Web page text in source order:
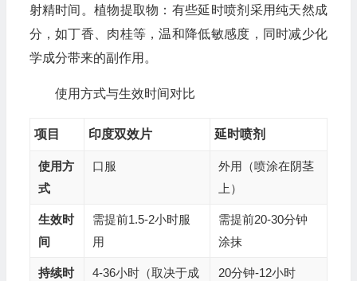
射精时间。植物提取物：有些延时喷剂采用纯天然成
分，如丁香、肉桂等，温和降低敏感度，同时减少化
学成分带来的副作用。
使用方式与生效时间对比
项目 印度双效片 延时喷剂
使用方
式
口服
外用（喷涂在阴茎
上）
生效时
间
需提前1.5-2小时服
用
需提前20-30分钟
涂抹
持续时
4-36小时（取决于成
20分钟-12小时